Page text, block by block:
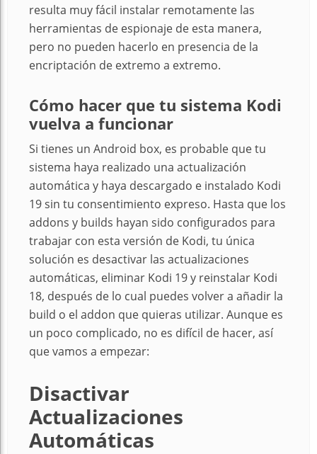
resulta muy fácil instalar remotamente las
herramientas de espionaje de esta manera,
pero no pueden hacerlo en presencia de la
encriptación de extremo a extremo.
Cómo hacer que tu sistema Kodi
vuelva a funcionar
Si tienes un Android box, es probable que tu
sistema haya realizado una actualización
automática y haya descargado e instalado Kodi
19 sin tu consentimiento expreso. Hasta que los
addons y builds hayan sido configurados para
trabajar con esta versión de Kodi, tu única
solución es desactivar las actualizaciones
automáticas, eliminar Kodi 19 y reinstalar Kodi
18, después de lo cual puedes volver a añadir la
build o el addon que quieras utilizar. Aunque es
un poco complicado, no es difícil de hacer, así
que vamos a empezar:
Disactivar
Actualizaciones
Automáticas